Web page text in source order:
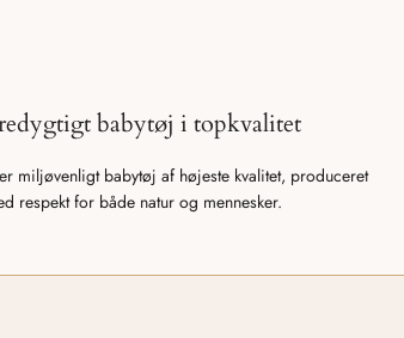
babytøj i topkvalitet
miljøvenligt babytøj af højeste kvalitet, produceret
respekt for både natur og mennesker.